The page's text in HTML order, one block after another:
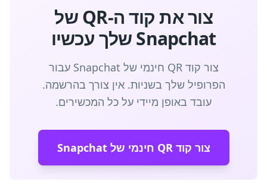
צור את קוד ה-QR של
Snapchat שלך עכשיו
צור קוד QR חינמי של Snapchat עבור
הפרופיל שלך בשניות. אין צורך בהרשמה.
עובד באופן מיידי על כל המכשירים.
צור קוד QR חינמי של Snapchat